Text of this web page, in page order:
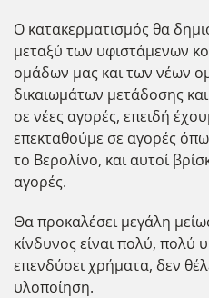
O κατακερματισμός θα
μεταξύ των υφιστάμενων
ομάδων μας και των νέων
δικαιωμάτων μετάδοσης
σε νέες αγορές, επειδή
επεκταθούμε σε αγορές
το Βερολίνο, και αυτοί
αγορές.
Θα προκαλέσει μεγάλη
κίνδυνος είναι πολύ, πολύ
επενδύσει χρήματα, δεν
υλοποίηση.